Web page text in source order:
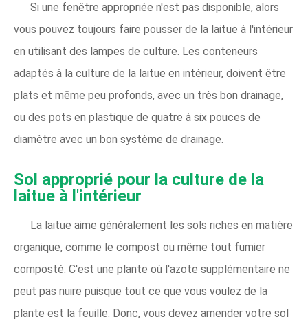
Si une fenêtre appropriée n'est pas disponible, alors
vous pouvez toujours faire pousser de la laitue à l'intérieur
en utilisant des lampes de culture. Les conteneurs
adaptés à la culture de la laitue en intérieur, doivent être
plats et même peu profonds, avec un très bon drainage,
ou des pots en plastique de quatre à six pouces de
diamètre avec un bon système de drainage.
Sol approprié pour la culture de la
laitue à l'intérieur
La laitue aime généralement les sols riches en matière
organique, comme le compost ou même tout fumier
composté. C'est une plante où l'azote supplémentaire ne
peut pas nuire puisque tout ce que vous voulez de la
plante est la feuille. Donc, vous devez amender votre sol